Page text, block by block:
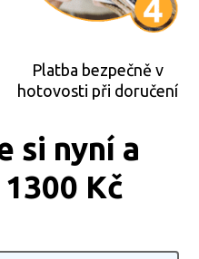
Platba bezpečně v
hotovosti při doručení
si nyní a
Kč